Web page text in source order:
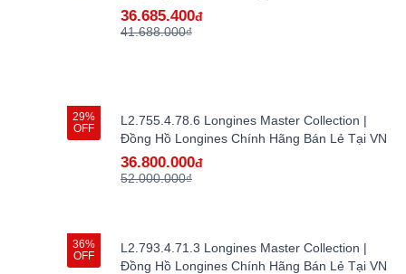
36.685.400đ
41.688.000₫
29%
OFF
L2.755.4.78.6 Longines Master Collection |
Đồng Hồ Longines Chính Hãng Bán Lẻ Tại VN
36.800.000đ
52.000.000₫
36%
OFF
L2.793.4.71.3 Longines Master Collection |
Đồng Hồ Longines Chính Hãng Bán Lẻ Tại VN